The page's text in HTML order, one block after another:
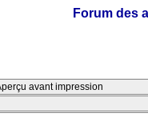
Forum des
avant impression